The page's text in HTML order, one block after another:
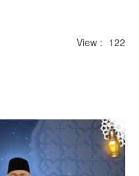
View : 122